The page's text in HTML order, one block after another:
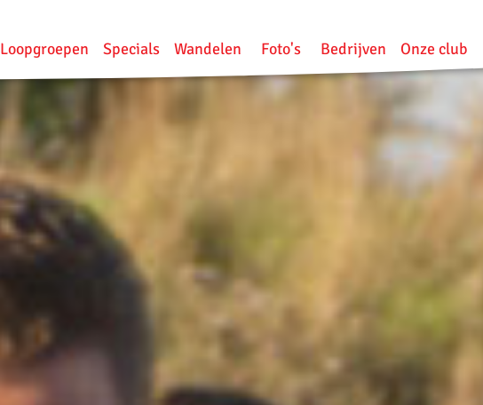
Loopgroepen Specials Wandelen Foto's Bedrijven Onze club